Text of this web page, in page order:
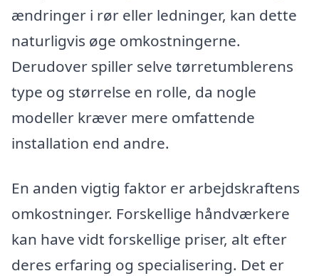
ændringer i rør eller ledninger, kan dette
naturligvis øge omkostningerne.
Derudover spiller selve tørretumblerens
type og størrelse en rolle, da nogle
modeller kræver mere omfattende
installation end andre.
En anden vigtig faktor er arbejdskraftens
omkostninger. Forskellige håndværkere
kan have vidt forskellige priser, alt efter
deres erfaring og specialisering. Det er